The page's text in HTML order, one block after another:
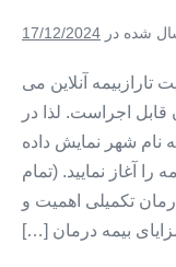
در
شده در 17/12/2024
تارازبیمه آنلاین می
قابل اجراست. لذا در
نام شهر نمایش داده
آغاز نمایید. (تمام
تکمیلی اهمیت و
بیمه درمان […]